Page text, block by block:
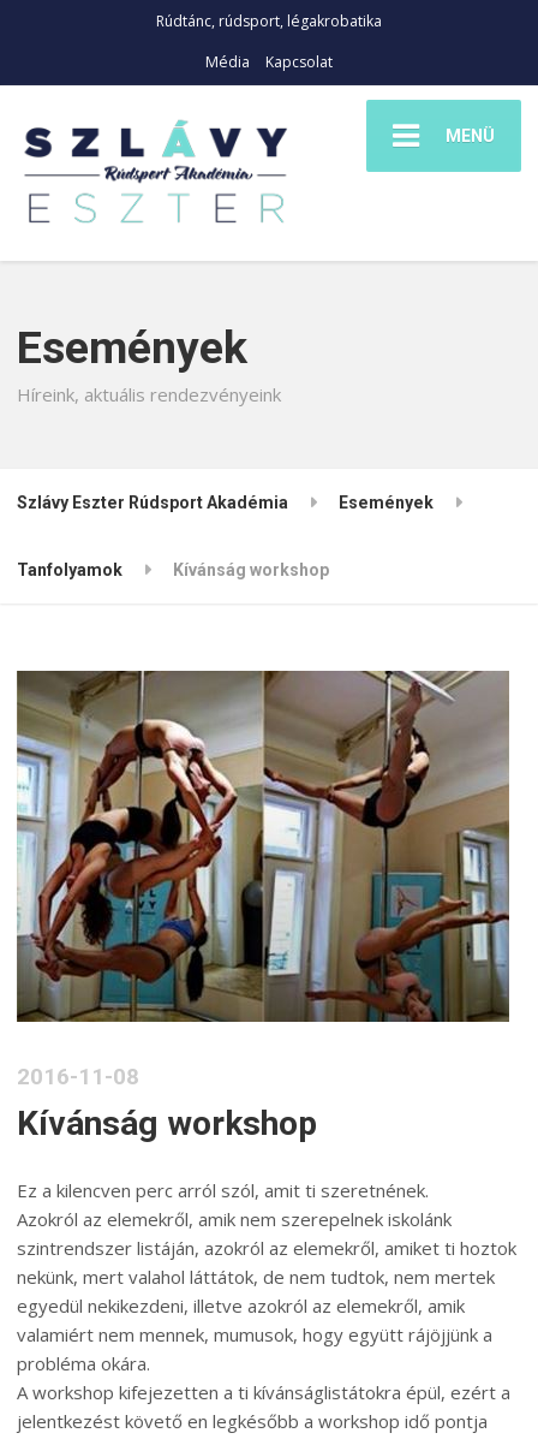
Rúdtánc, rúdsport, légakrobatika
Média
Kapcsolat
MENÜ
Események
Híreink, aktuális rendezvényeink
Szlávy Eszter Rúdsport Akadémia Események
Tanfolyamok Kívánság workshop
2016-11-08
Kívánság workshop
Ez a kilencven perc arról szól, amit ti szeretnének.
Azokról az elemekről, amik nem szerepelnek iskolánk
szintrendszer listáján, azokról az elemekről, amiket ti hoztok
nekünk, mert valahol láttátok, de nem tudtok, nem mertek
egyedül nekikezdeni, illetve azokról az elemekről, amik
valamiért nem mennek, mumusok, hogy együtt rájöjjünk a
probléma okára.
A workshop kifejezetten a ti kívánságlistátokra épül, ezért a
jelentkezést követő en legkésőbb a workshop idő pontja